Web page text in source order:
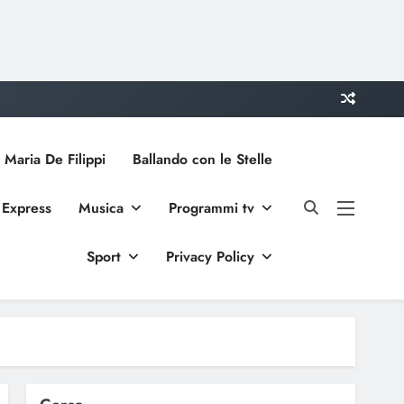
De Filippi Ballando con le Stelle
Musica Programmi tv
Sport Privacy Policy